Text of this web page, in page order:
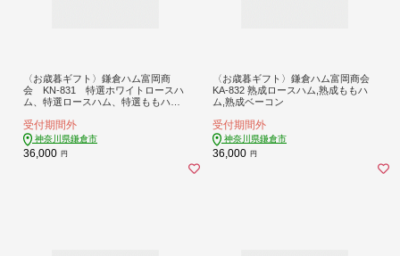
〈お歳暮ギフト〉鎌倉ハム富岡商
会 KN-831 特選ホワイトロースハ
ム、特選ロースハム、特選ももハム
受付期間外
神奈川県鎌倉市
36,000 円
〈お歳暮ギフト〉鎌倉ハム富岡商会
KA-832 熟成ロースハム,熟成ももハ
ム,熟成ベーコン
受付期間外
神奈川県鎌倉市
36,000 円